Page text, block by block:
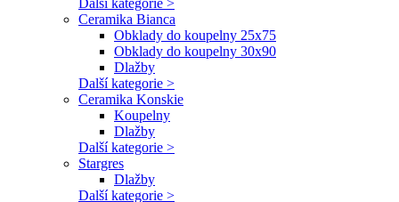
Další kategorie >
Ceramika Bianca
Obklady do koupelny 25x75
Obklady do koupelny 30x90
Dlažby
Další kategorie >
Ceramika Konskie
Koupelny
Dlažby
Další kategorie >
Stargres
Dlažby
Další kategorie >